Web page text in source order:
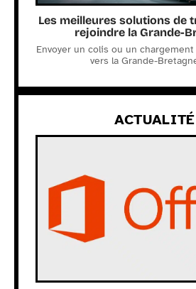
Les meilleures solutions de
rejoindre la Grande-
Envoyer un colis ou un
vers la Grande-
ACTUALITÉ